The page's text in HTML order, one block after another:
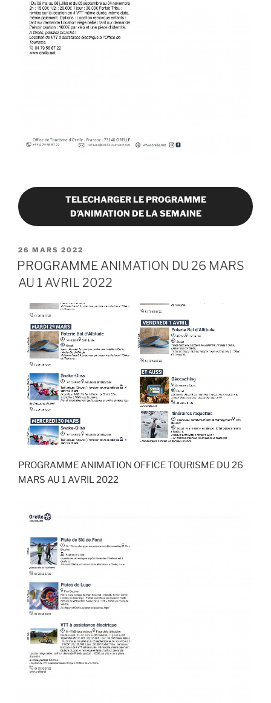
TELECHARGER LE PROGRAMME
D’ANIMATION DE LA SEMAINE
PUBLIÉ
LE
26 MARS 2022
PROGRAMME ANIMATION DU 26 MARS
AU 1 AVRIL 2022
PROGRAMME ANIMATION OFFICE TOURISME DU 26
MARS AU 1 AVRIL 2022